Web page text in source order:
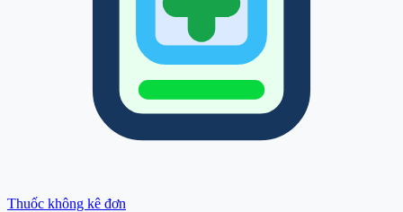
Thuốc không kê đơn